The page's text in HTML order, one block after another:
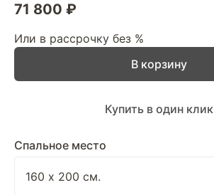
71 800 ₽
Или в рассрочку без %
Спальное место
В корзину
Купить в один клик